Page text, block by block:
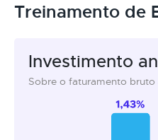
Treinamento de
Investimento
Sobre o faturamento bruto